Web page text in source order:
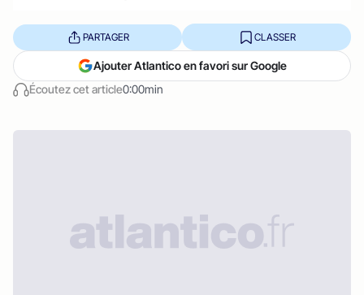
Écoutez cet article0:00min
PARTAGER CLASSER
Ajouter Atlantico en favori sur Google